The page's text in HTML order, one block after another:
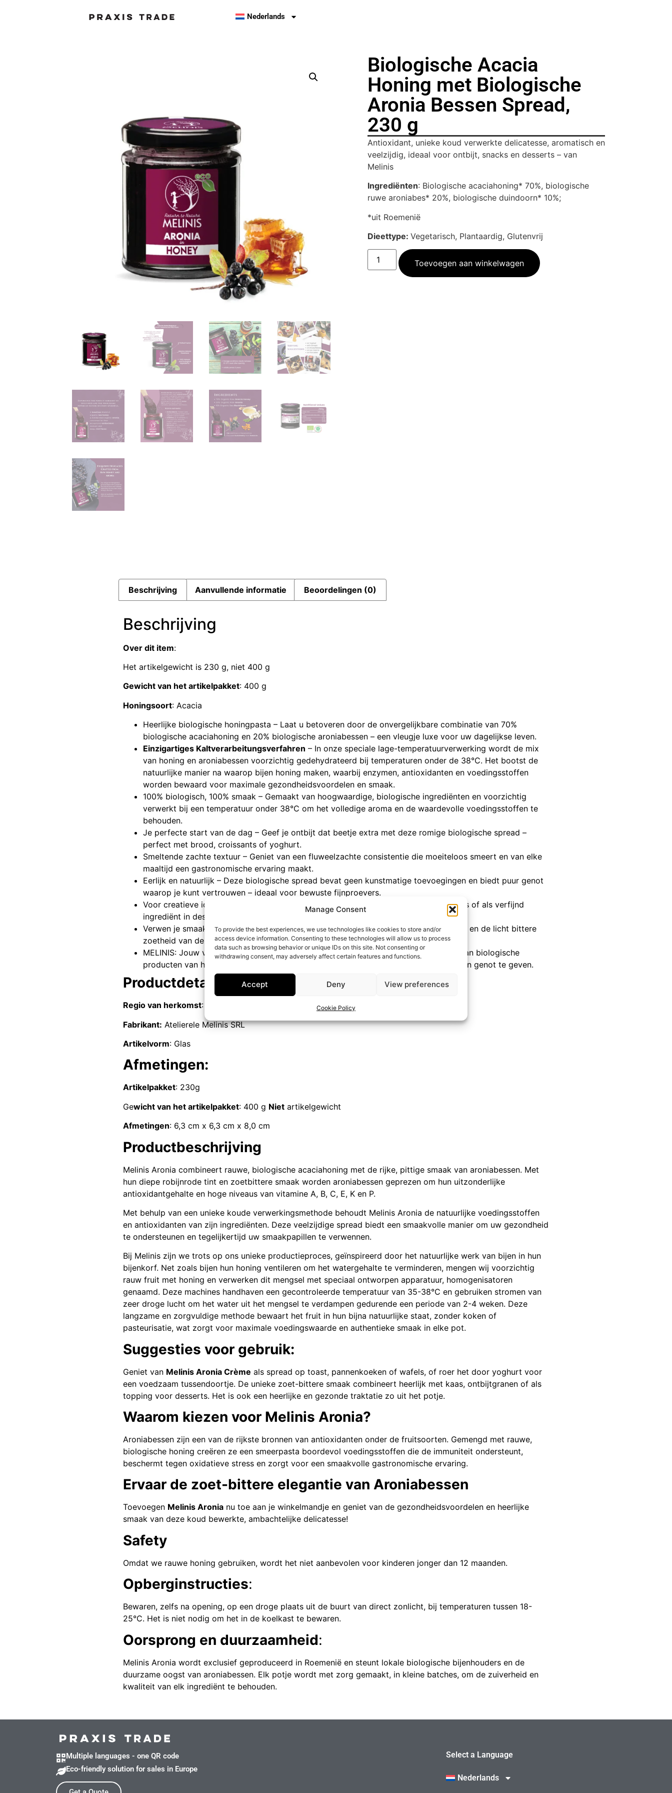
Manage Consent
To provide the best experiences, we use technologies like cookies to store and/or
access device information. Consenting to these technologies will allow us to process
data such as browsing behavior or unique IDs on this site. Not consenting or
withdrawing consent, may adversely affect certain features and functions.
Accept Deny View preferences
Cookie Policy
Nederlands
Biologische Acacia
Honing met Biologische
Aronia Bessen Spread,
230 g
Antioxidant, unieke koud verwerkte delicatesse, aromatisch en
veelzijdig, ideaal voor ontbijt, snacks en desserts – van
Melinis
Ingrediënten: Biologische acaciahoning* 70%, biologische
ruwe aroniabes* 20%, biologische duindoorn* 10%;
*uit Roemenië
Dieettype: Vegetarisch, Plantaardig, Glutenvrij
Toevoegen aan winkelwagen
Beschrijving Aanvullende informatie Beoordelingen (0)
Beschrijving
Over dit item:
Het artikelgewicht is 230 g, niet 400 g
Gewicht van het artikelpakket: 400 g
Honingsoort: Acacia
Heerlijke biologische honingpasta – Laat u betoveren door de onvergelijkbare combinatie van 70%
biologische acaciahoning en 20% biologische aroniabessen – een vleugje luxe voor uw dagelijkse leven.
Einzigartiges Kaltverarbeitungsverfahren – In onze speciale lage-temperatuurverwerking wordt de mix
van honing en aroniabessen voorzichtig gedehydrateerd bij temperaturen onder de 38°C. Het bootst de
natuurlijke manier na waarop bijen honing maken, waarbij enzymen, antioxidanten en voedingsstoffen
worden bewaard voor maximale gezondheidsvoordelen en smaak.
100% biologisch, 100% smaak – Gemaakt van hoogwaardige, biologische ingrediënten en voorzichtig
verwerkt bij een temperatuur onder 38°C om het volledige aroma en de waardevolle voedingsstoffen te
behouden.
Je perfecte start van de dag – Geef je ontbijt dat beetje extra met deze romige biologische spread –
perfect met brood, croissants of yoghurt.
Smeltende zachte textuur – Geniet van een fluweelzachte consistentie die moeiteloos smeert en van elke
maaltijd een gastronomische ervaring maakt.
Eerlijk en natuurlijk – Deze biologische spread bevat geen kunstmatige toevoegingen en biedt puur genot
waarop je kunt vertrouwen – ideaal voor bewuste fijnproevers.
Voor creatieve ideeën om van te genieten – Als hoogtepunt in gebak, op kaasplankjes of als verfijnd
ingrediënt in desserts – deze spread inspireert tot nieuwe smaakcreaties.
Verwen je smaakpapillen – De uitgebalanceerde smaak van de zoete noot van honing en de licht bittere
zoetheid van de aroniabessen zorgt voor een waar smaakgenot.
MELINIS: Jouw vertrouwen in biologische kwaliteit – Vertrouw op Melinis en geniet van biologische
producten van hoge kwaliteit die met zorg zijn gemaakt om je speciale momenten van genot te geven.
Productdetails:
Regio van herkomst: EU – Roemenië
Fabrikant: Atelierele Melinis SRL
Artikelvorm: Glas
Afmetingen:
Artikelpakket: 230g
Gewicht van het artikelpakket: 400 g Niet artikelgewicht
Afmetingen: 6,3 cm x 6,3 cm x 8,0 cm
Productbeschrijving
Melinis Aronia combineert rauwe, biologische acaciahoning met de rijke, pittige smaak van aroniabessen. Met
hun diepe robijnrode tint en zoetbittere smaak worden aroniabessen geprezen om hun uitzonderlijke
antioxidantgehalte en hoge niveaus van vitamine A, B, C, E, K en P.
Met behulp van een unieke koude verwerkingsmethode behoudt Melinis Aronia de natuurlijke voedingsstoffen
en antioxidanten van zijn ingrediënten. Deze veelzijdige spread biedt een smaakvolle manier om uw gezondheid
te ondersteunen en tegelijkertijd uw smaakpapillen te verwennen.
Bij Melinis zijn we trots op ons unieke productieproces, geïnspireerd door het natuurlijke werk van bijen in hun
bijenkorf. Net zoals bijen hun honing ventileren om het watergehalte te verminderen, mengen wij voorzichtig
rauw fruit met honing en verwerken dit mengsel met speciaal ontworpen apparatuur, homogenisatoren
genaamd. Deze machines handhaven een gecontroleerde temperatuur van 35-38°C en gebruiken stromen van
zeer droge lucht om het water uit het mengsel te verdampen gedurende een periode van 2-4 weken. Deze
langzame en zorgvuldige methode bewaart het fruit in hun bijna natuurlijke staat, zonder koken of
pasteurisatie, wat zorgt voor maximale voedingswaarde en authentieke smaak in elke pot.
Suggesties voor gebruik:
Geniet van Melinis Aronia Crème als spread op toast, pannenkoeken of wafels, of roer het door yoghurt voor
een voedzaam tussendoortje. De unieke zoet-bittere smaak combineert heerlijk met kaas, ontbijtgranen of als
topping voor desserts. Het is ook een heerlijke en gezonde traktatie zo uit het potje.
Waarom kiezen voor Melinis Aronia?
Aroniabessen zijn een van de rijkste bronnen van antioxidanten onder de fruitsoorten. Gemengd met rauwe,
biologische honing creëren ze een smeerpasta boordevol voedingsstoffen die de immuniteit ondersteunt,
beschermt tegen oxidatieve stress en zorgt voor een smaakvolle gastronomische ervaring.
Ervaar de zoet-bittere elegantie van Aroniabessen
Toevoegen Melinis Aronia nu toe aan je winkelmandje en geniet van de gezondheidsvoordelen en heerlijke
smaak van deze koud bewerkte, ambachtelijke delicatesse!
Safety
Omdat we rauwe honing gebruiken, wordt het niet aanbevolen voor kinderen jonger dan 12 maanden.
Opberginstructies:
Bewaren, zelfs na opening, op een droge plaats uit de buurt van direct zonlicht, bij temperaturen tussen 18-
25°C. Het is niet nodig om het in de koelkast te bewaren.
Oorsprong en duurzaamheid:
Melinis Aronia wordt exclusief geproduceerd in Roemenië en steunt lokale biologische bijenhouders en de
duurzame oogst van aroniabessen. Elk potje wordt met zorg gemaakt, in kleine batches, om de zuiverheid en
kwaliteit van elk ingrediënt te behouden.
Multiple languages - one QR code
Eco-friendly solution for sales in Europe
Select a Language
Nederlands